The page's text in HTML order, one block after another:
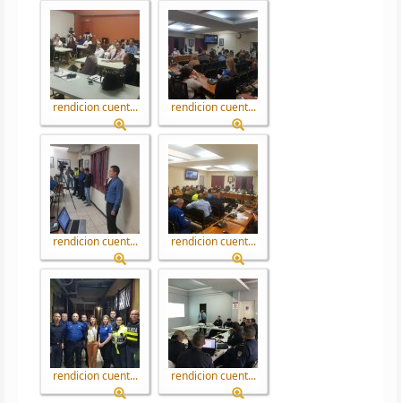
rendicion cuent... rendicion cuent...
rendicion cuent... rendicion cuent...
rendicion cuent... rendicion cuent...